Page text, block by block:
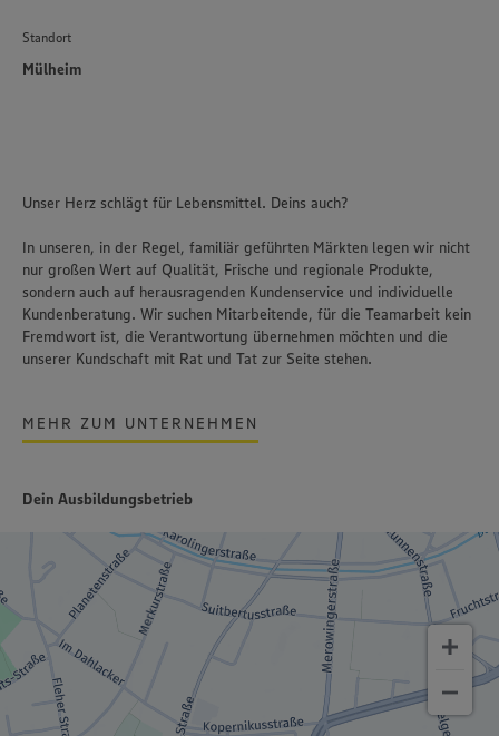
Standort
Mülheim
Unser Herz schlägt für Lebensmittel. Deins auch?
In unseren, in der Regel, familiär geführten Märkten legen wir nicht
nur großen Wert auf Qualität, Frische und regionale Produkte,
sondern auch auf herausragenden Kundenservice und individuelle
Kundenberatung. Wir suchen Mitarbeitende, für die Teamarbeit kein
Fremdwort ist, die Verantwortung übernehmen möchten und die
unserer Kundschaft mit Rat und Tat zur Seite stehen.
MEHR ZUM UNTERNEHMEN
Dein Ausbildungsbetrieb